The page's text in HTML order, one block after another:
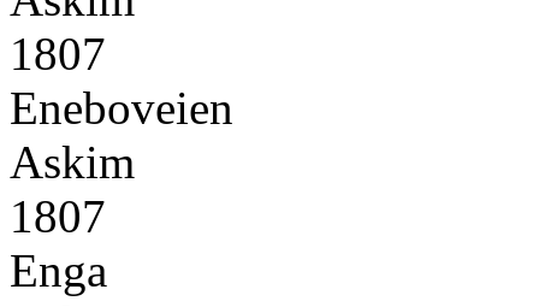
1807
Eneboveien
Askim
1807
Enga